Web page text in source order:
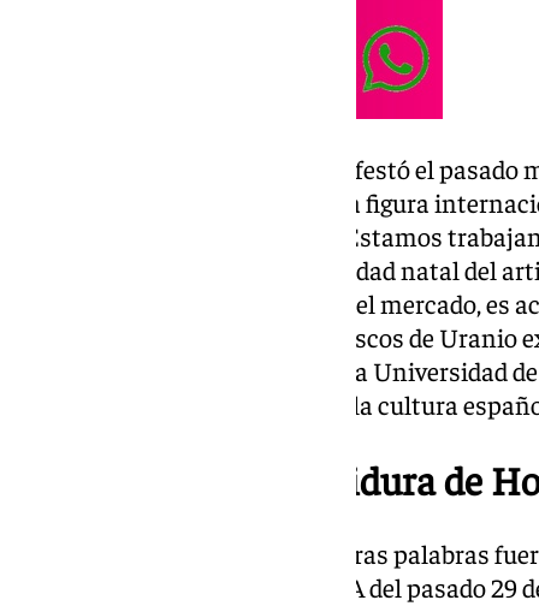
El propio rector de la UJA, manifestó el pasado
que de justicia que Raphael, una figura
por la universidad de su tierra. Estamos
el Ayuntamiento de Linares, ciudad natal del
artista ha lanzado 60 discos en el mercado, es
de platino y uno de los cuatro discos de Uranio
50 millones de copias. Por ello, la Universidad
como lo que es: historia viva de la cultura
Ceremonia de investidura de
El rector de la UJA, cuyas primeras palabras
personas afectadas por la DANA del pasado 29